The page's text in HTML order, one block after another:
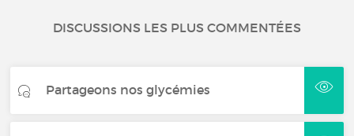
DISCUSSIONS LES PLUS COMMENTÉES
Partageons nos glycémies